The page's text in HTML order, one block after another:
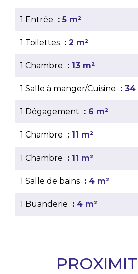
1 Entrée 5 m²
1 Toilettes 2 m²
1 Chambre 13 m²
1 Salle à manger/Cuisine 34
1 Dégagement 6 m²
1 Chambre 11 m²
1 Chambre 11 m²
1 Salle de bains 4 m²
1 Buanderie 4 m²